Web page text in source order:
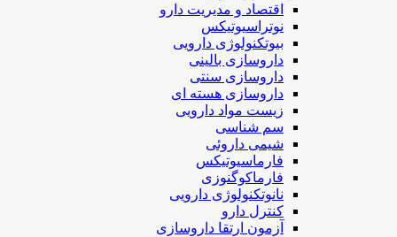
اقتصاد و مديريت دارو
نوتراسیوتیکس
بيوتكنولوژی دارویی
داروسازی بالينی
داروسازی سنتی
داروسازی هسته ای
زیست مواد دارویی
سم شناسی
شيمی داروئی
فارماسيوتيكس
فارماكوگنوزی
نانوتکنولوژی دارویی
كنترل دارو
آزمون ارتقا داروسازی